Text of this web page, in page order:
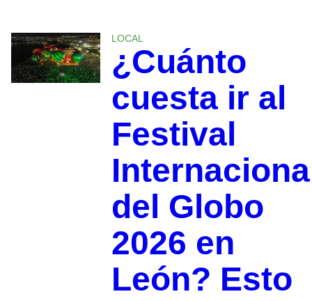
LOCAL
¿Cuánto
cuesta ir al
Festival
del Globo
2026 en
León? Esto